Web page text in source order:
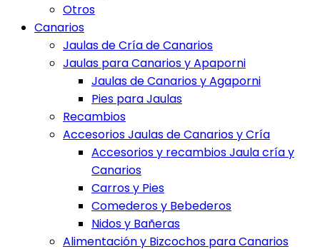
Otros
Canarios
Jaulas de Cría de Canarios
Jaulas para Canarios y Apaporni
Jaulas de Canarios y Agaporni
Pies para Jaulas
Recambios
Accesorios Jaulas de Canarios y Cría
Accesorios y recambios Jaula cría y
Canarios
Carros y Pies
Comederos y Bebederos
Nidos y Bañeras
Alimentación y Bizcochos para Canarios